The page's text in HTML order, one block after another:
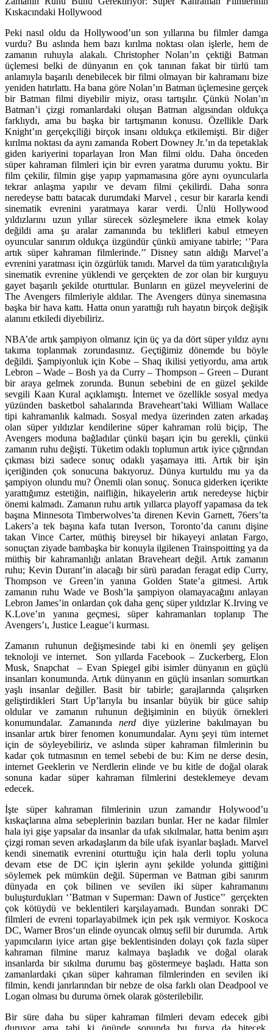
Kıskacındaki Hollywood
Peki nasıl oldu da Hollywood’un son yıllarına bu filmler damga
vurdu? Bu aslında hem bazı kırılma noktası olan işlerle, hem de
zamanın ruhuyla alakalı. Christopher Nolan’ın çektiğiBatman
üçlemesi belki de dünyanın en çok tanınan fakat bir türlü tam
anlamıyla başarılı denebilecek bir filmi olmayan bir kahramanı bize
yeniden hatırlattı. Ha bana göre Nolan’ın Batman üçlemesine gerçek
bir Batman filmi diyebilir miyiz, orası tartışılır. Çünkü Nolan’ın
Batman’i çizgi romanlardaki oluşan Batman algısından oldukça
farklıydı, ama bu başka bir tartışmanın konusu. Özellikle Dark
Knight’ın gerçekçiliği birçok insanı oldukça etkilemişti. Bir diğer
kırılma noktası da aynı zamanda Robert Downey Jr.’ın da tepetaklak
giden kariyerini toparlayan Iron Man filmi oldu. Daha önceden
süper kahraman filmleri için bir evren yaratma durumu yoktu. Bir
film çekilir, filmin gişe yapıp yapmamasına göre aynı oyuncularla
tekrar anlaşma yapılır ve devam filmi çekilirdi. Daha sonra
neredeyse battı batacak durumdaki Marvel , cesur bir kararla kendi
sinematik evrenini yaratmaya karar verdi. Ünlü Hollywood
yıldızlarını uzun yıllar sürecek sözleşmelere ikna etmek kolay
değildi ama şu aralar zamanında bu teklifleri kabul etmeyen
oyuncular sanırım oldukça üzgündür çünkü amiyane tabirle; ‘’Para
artık süper kahraman filmlerinde.’’Disney satın aldığı Marvel’a
evrenini yaratması için özgürlük tanıdı. Marvel da tüm yaratıcılığıyla
sinematik evrenine yüklendi ve gerçekten de zor olan bir kurguyu
gayet başarılı şekilde oturttular. Bunların en güzel meyvelerini de
The Avengersfilmleriyle aldılar. The Avengers dünya sinemasına
başka bir hava kattı. Hatta onun yarattığı ruh hayatın birçok değişik
alanını etkiledi diyebiliriz.
NBA’de artık şampiyon olmanız için üç ya da dört süper yıldız aynı
takıma toplanmak zorundasınız. Geçtiğimiz dönemde bu böyle
değildi. Şampiyonluk için Kobe – Shaq ikilisi yetiyordu, ama artık
Lebron –Wade –Bosh ya da Curry– Thompson – Green –Durant
bir araya gelmek zorunda. Bunun sebebini de en güzel şekilde
sevgili Kaan Kural açıklamıştı. İnternet ve özellikle sosyal medya
yüzünden basketbol sahalarında Braveheart’takiWilliam Wallace
tipi kahramanlık kalmadı. Sosyal medya üzerinden zaten arkadaş
olan süper yıldızlar kendilerine süper kahraman rolü biçip, The
Avengers moduna bağladılar çünkü başarı için bu gerekli, çünkü
zamanın ruhu değişti. Tüketim odaklı toplumun artık iyice çığrından
çıkması bizi sadece sonuç odaklı yaşamaya itti. Artık bir işin
içeriğinden çok sonucuna bakıyoruz. Dünya kurtuldu mu ya da
şampiyon olundu mu? Önemli olan sonuç. Sonuca giderken içerikte
yarattığımız estetiğin, naifliğin, hikayelerin artık neredeyse hiçbir
önemi kalmadı. Zamanın ruhu artık yıllarca playoff yapamasa da tek
başına Minnesota Timberwolves’ta direnen Kevin Garnett, 76ers’ta
Lakers’a tek başına kafa tutan Iverson, Toronto’da canını dişine
takan Vince Carter, müthiş bireysel bir hikayeyi anlatan Fargo,
sonuçtan ziyade bambaşka bir konuyla ilgilenen Trainspoittingya da
müthiş bir kahramanlığı anlatan Braveheart değil. Artık zamanın
ruhu; Kevin Durant’in alacağı bir sürü paradan feragat edip Curry,
Thompson ve Green’in yanına Golden State’a gitmesi. Artık
zamanın ruhu Wade ve Bosh’la şampiyon olamayacağını anlayan
Lebron James’in onlardan çok daha genç süper yıldızlar K.Irvingve
K.Love’ın yanına geçmesi, süper kahramanları toplanıp The
Avengers’ı, Justice League’i kurması.
Zamanın ruhunun değişmesinde tabi ki en önemli şey gelişen
teknoloji ve internet. Son yıllardaFacebook – Zuckerberg,Elon
Musk, Snapchat –Evan Spiegel gibi isimler dünyanın en güçlü
insanları konumunda. Artık dünyanın en güçlü insanları somurtkan
yaşlı insanlar değiller. Basit bir tabirle; garajlarında çalışırken
geliştirdikleri Start Up’larıyla bu insanlar büyük bir güce sahip
oldular ve zamanın ruhunun değişiminin en büyük örnekleri
konumundalar. Zamanında nerddiye yüzlerine bakılmayan bu
insanlar artık birer fenomen konumundalar. Aynı şeyi tüm internet
için de söyleyebiliriz, ve aslında süper kahraman filmlerinin bu
kadar çok tutmasının en temel sebebi de bu: Kim ne derse desin,
internetGeeklerin ve Nerdlerin elinde ve bu kitle de doğal olarak
sonuna kadar süper kahraman filmlerini desteklemeye devam
edecek.
İşte süper kahraman filmlerinin uzun zamandır Holywood’u
kıskaçlarına alma sebeplerinin bazıları bunlar. Her ne kadar filmler
hala iyi gişe yapsalar da insanlar da ufak sıkılmalar, hatta benim aşırı
çizgi roman seven arkadaşlarım da bile ufak isyanlar başladı. Marvel
kendi sinematik evrenini oturttuğu için hala derli toplu yoluna
devam etse de DC için işlerin aynı şekilde yolunda gittiğini
söylemek pek mümkün değil. Süperman ve Batman gibi sanırım
dünyada en çok bilinen ve sevilen iki süper kahramanını
buluşturdukları ‘’Batman v Superman: Dawn of Justice’’ gerçekten
çok kötüydü ve beklentileri karşılayamadı. Bundan sonraki DC
filmleri de evreni toparlayabilmek için pek ışık vermiyor. Koskoca
DC,Warner Bros‘un elinde oyuncak olmuş sefil bir durumda. Artık
yapımcıların iyice artan gişe beklentisinden dolayı çok fazla süper
kahraman filmine maruz kalmaya başladık ve doğal olarak
insanlarda bir sıkılma durumu baş göstermeye başladı. Hatta son
zamanlardaki çıkan süper kahraman filmlerinden en sevilen iki
filmin, kendi janrlarından bir nebze de olsa farklı olan Deadpool ve
Logan olması bu duruma örnek olarak gösterilebilir.
Bir süre daha bu süper kahraman filmleri devam edecek gibi
duruyor ama tabi ki önünde sonunda bu furya da bitecek.